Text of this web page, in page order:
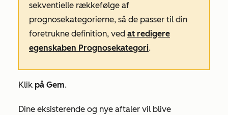
sekventielle rækkefølge af
prognosekategorierne, så de passer til din
foretrukne definition, ved at redigere
egenskaben Prognosekategori.
Klik på Gem.
Dine eksisterende og nye aftaler vil blive